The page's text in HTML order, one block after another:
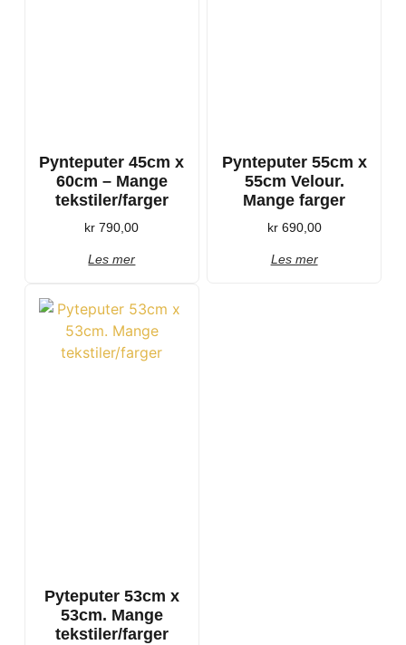
Pynteputer 45cm x
60cm – Mange
tekstiler/farger
kr 790,00
Les mer
Pynteputer 55cm x
55cm Velour.
Mange farger
kr690,00
Les mer
Pyteputer 53cm x
53cm. Mange
tekstiler/farger